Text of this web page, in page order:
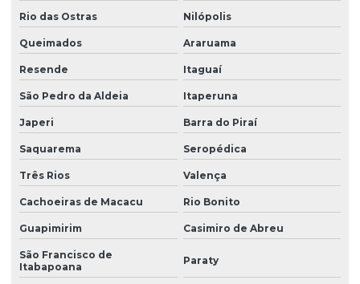
Resina hidrocarbônica
Resina de pvc
Resina de pvc em pó
Retardante de chamas
Solvente atóxico
Solvente para tinta
Solventes industriais
Trióxido de antimônio
Rio das Ostras Nilópolis
Queimados Araruama
Resende Itaguaí
São Pedro da Aldeia Itaperuna
Japeri Barra do Piraí
Saquarema Seropédica
Três Rios Valença
Cachoeiras de Macacu Rio Bonito
Guapimirim Casimiro de Abreu
São Francisco de
Itabapoana
Paraty